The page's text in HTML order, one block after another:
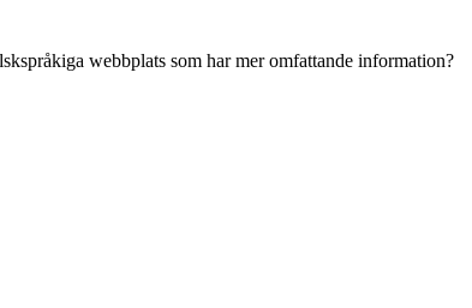
webbplats som har mer omfattande information?